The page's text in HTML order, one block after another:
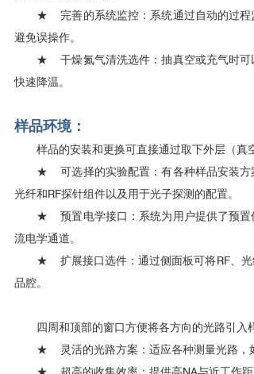
★ 完善的系统监控：系统通过自动的过
避免误操作。
★干燥氮气清洗选件：抽真空或充气时
快速降温。
样品环境：
样品的安装和更换可直接通过取下外层（真
★可选择的实验配置：有各种样品安装
光纤和RF探针组件以及用于光子探测的配置。
★预置电学接口：系统为用户提供了预
流电学通道。
★扩展接口选件：通过侧面板可将RF、
品腔。
四周和顶部的窗口方便将各方向的光路引入
★
灵活的光路方案：适应各种测量光路，
★ 超高的收集效率：提供高NA与近工作距